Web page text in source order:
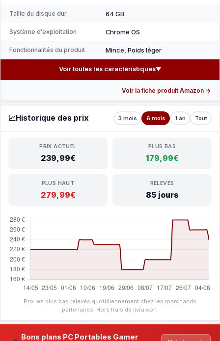
Taille du disque dur 64 GB
Système d’exploitation Chrome OS
Fonctionnalités du produit Mince, Poids léger
Voir toutes les caractéristiques▼
Voir la fiche produit Amazon →
📈Historique des prix 3 mois 6 mois 1 an Tout
PRIX ACTUEL
239,99€
PLUS BAS
179,99€
PLUS HAUT
279,99€
RELEVÉS
85 jours
Prix les plus bas relevés quotidiennement chez les marchands
partenaires. Hors frais de livraison.
Bons plans PC Portables Gamer